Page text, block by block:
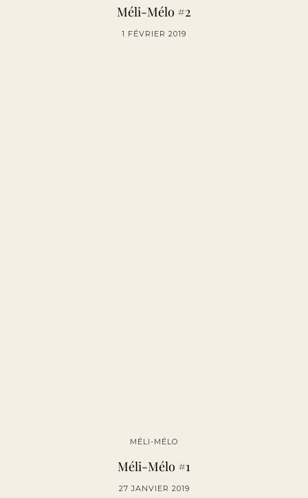
Méli-Mélo #2
1 FÉVRIER 2019
MÉLI-MÉLO
Méli-Mélo #1
27 JANVIER 2019